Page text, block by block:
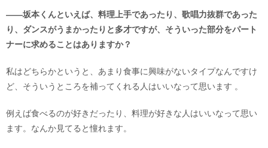
――坂本くんといえば、料理上手であったり、歌唱力抜群であった
り、ダンスがうまかったりと多才ですが、そういった部分をパート
ナーに求めることはありますか？
私はどちらかというと、あまり食事に興味がないタイプなんですけ
ど、そういうところを補ってくれる人はいいなって思います 。
例えば食べるのが好きだったり、料理が好きな人はいいなって思い
ます。なんか見てると憧れます。